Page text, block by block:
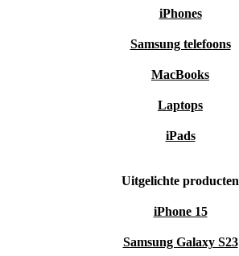
iPhones
Samsung telefoons
MacBooks
Laptops
iPads
Uitgelichte producten
iPhone 15
Samsung Galaxy S23